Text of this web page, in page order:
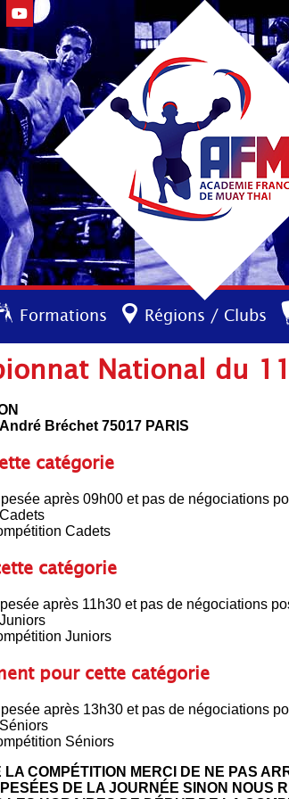
Formations Régions / Clubs
National du
Bréchet 75017 PARIS
catégorie
après 09h00 et pas de négociations
Cadets
catégorie
après 11h30 et pas de négociations
Juniors
pour cette catégorie
après 13h30 et pas de négociations
Séniors
COMPÉTITION MERCI DE NE PAS
DE LA JOURNÉE SINON NOUS